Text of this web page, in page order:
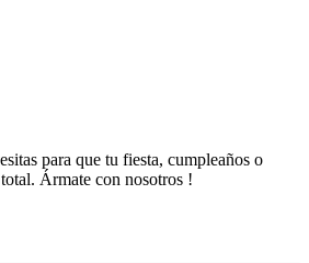
para que tu fiesta, cumpleaños o
Ármate con nosotros !